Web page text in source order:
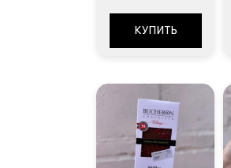
КУПИТЬ